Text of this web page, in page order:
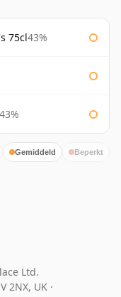
75cl43%
43%
Gemiddeld Beperkt
Ltd.
2NX, UK ·